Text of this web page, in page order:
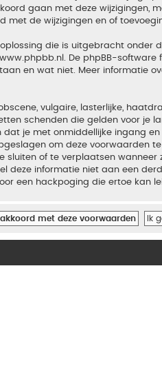
gaan met deze wijzigingen,
met de wijzigingen en of
die is uitgebracht onder
www.phpbb.nl . De phpBB-
en wat niet. Meer informatie
vulgaire, lasterlijke,
schenden die gelden voor je
je met onmiddellijke ingang
om deze voorwaarden
sluiten of te verplaatsen
informatie niet aan een
een hackpoging die ertoe kan